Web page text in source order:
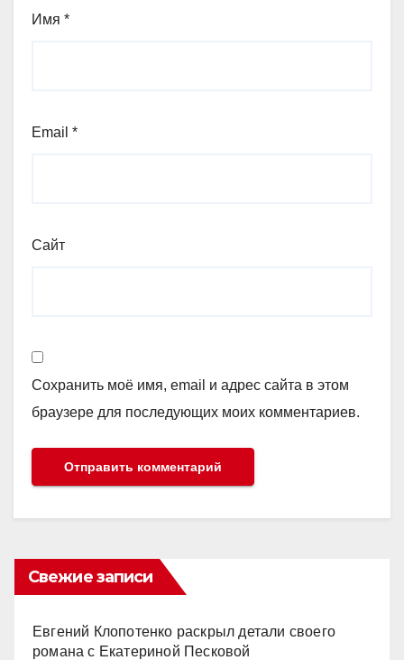
Имя *
Email *
Сайт
Сохранить моё имя, email и адрес сайта в этом
браузере для последующих моих комментариев.
Свежие записи
Евгений Клопотенко раскрыл детали своего
романа с Екатериной Песковой